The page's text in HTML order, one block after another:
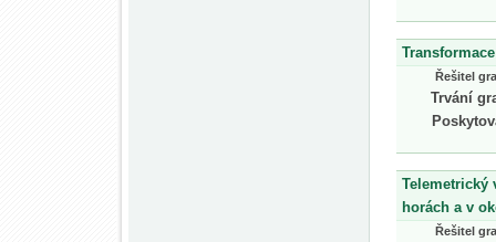
Řešitel
Trvání
Telemetrický
horách a v
Řešitel